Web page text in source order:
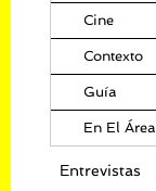
Cine
Contexto
Guía
En El Área
Entrevistas